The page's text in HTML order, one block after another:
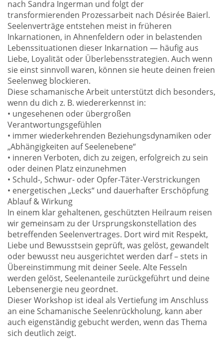
nach Sandra Ingerman und folgt der
transformierenden Prozessarbeit nach Désirée Baierl.
Seelenverträge entstehen meist in früheren
Inkarnationen, in Ahnenfeldern oder in belastenden
Lebenssituationen dieser Inkarnation — häufig aus
Liebe, Loyalität oder Überlebensstrategien. Auch wenn
sie einst sinnvoll waren, können sie heute deinen freien
Seelenweg blockieren.
Diese schamanische Arbeit unterstützt dich besonders,
wenn du dich z. B. wiedererkennst in:
• ungesehenen oder übergroßen
Verantwortungsgefühlen
• immer wiederkehrenden Beziehungsdynamiken oder
„Abhängigkeiten auf Seelenebene“
• inneren Verboten, dich zu zeigen, erfolgreich zu sein
oder deinen Platz einzunehmen
• Schuld-, Schwur- oder Opfer-Täter-Verstrickungen
• energetischen „Lecks“ und dauerhafter Erschöpfung
Ablauf & Wirkung
In einem klar gehaltenen, geschützten Heilraum reisen
wir gemeinsam zu der Ursprungskonstellation des
betreffenden Seelenvertrages. Dort wird mit Respekt,
Liebe und Bewusstsein geprüft, was gelöst, gewandelt
oder bewusst neu ausgerichtet werden darf – stets in
Übereinstimmung mit deiner Seele. Alte Fesseln
werden gelöst, Seelenanteile zurückgeführt und deine
Lebensenergie neu geordnet.
Dieser Workshop ist ideal als Vertiefung im Anschluss
an eine Schamanische Seelenrückholung, kann aber
auch eigenständig gebucht werden, wenn das Thema
sich deutlich zeigt.